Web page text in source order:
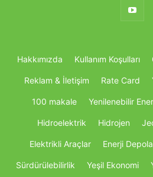
Hakkımızda Kullanım Koşulları
Reklam & İletişim Rate Card
100 makale Yenilenebilir
Hidroelektrik Hidrojen
Elektrikli Araçlar Enerji
Sürdürülebilirlik Yeşil Ekonomi